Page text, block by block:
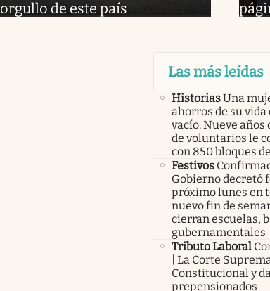
orgullo de este país
Las más leídas
HistoriasUna
ahorros de su
vacío. Nueve
de voluntarios le
con 850 bloques
Festivos
Gobierno decretó
próximo lunes en
nuevo fin de
cierran escuelas,
gubernamentales
Tributo Laboral
| La Corte
Constitucional y
prepensionados